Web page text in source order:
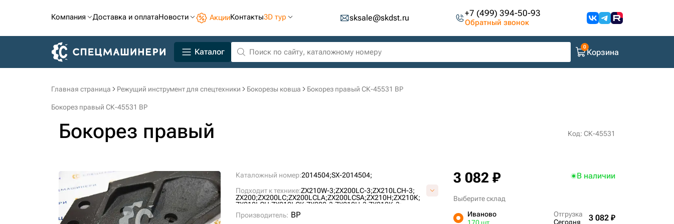
Компания Доставка и оплатаНовости АкцииКонтакты3D тур sksale@skdst.ru +7 (499) 394-50-93
Обратный звонок
Каталог Корзина
Главная страница Режущий инструмент для спецтехники Бокорезы ковша Бокорез правый СК-45531 BP
Бокорез правый СК-45531 BP
Бокорез правый Код: СК-45531
Каталожный номер:2014504;SX-2014504;
Подходит к технике:ZX210W-3;ZX200LC-3;ZX210LCH-3;
ZX200;ZX200LC;ZX200LCLA;ZX200LCSA;ZX210H;ZX210K;
ZX210LCH;ZX210LCK;ZX200-3;ZX210H-3;ZX210K-3;
ZX210LCK-3;
ZX180LCN-3;
ZX230LCLA;ZX230LCSA;
Производитель: BP
3 082 ₽ В наличии
Выберите склад
Иваново
Отгрузка
Сегодня
3 082 ₽